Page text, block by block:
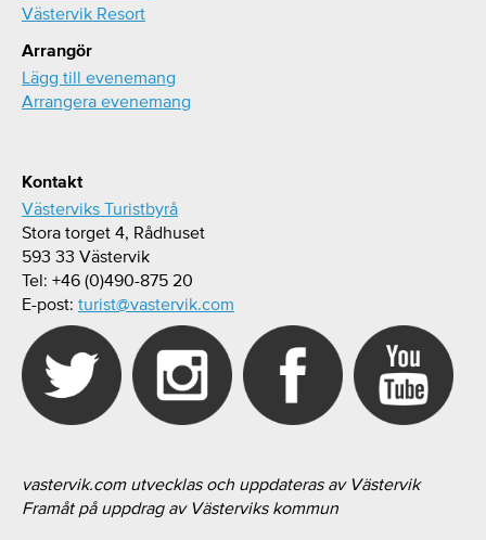
Västervik Resort
Arrangör
Lägg till evenemang
Arrangera evenemang
Kontakt
Västerviks Turistbyrå
Stora torget 4, Rådhuset
593 33 Västervik
Tel: +46 (0)490-875 20
E-post: turist@vastervik.com
vastervik.com utvecklas och uppdateras av Västervik
Framåt på uppdrag av Västerviks kommun